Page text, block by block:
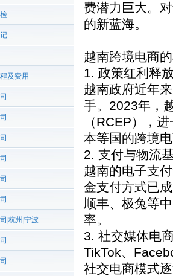
及费用
|杭州|宁波
费潜力巨大。
的新蓝海。
越南跨境电商
1. 政策红利释
越南政府近年
手。2023年，
（RCEP），
本等国的跨境
2. 支付与物流
越南的电子支
金支付方式已
顺丰、极兔等
率。
3. 社交媒体电
TikTok、
社交电商模式